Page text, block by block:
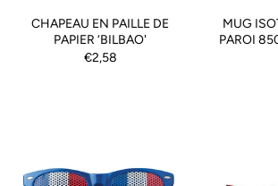
CHAPEAU EN PAILLE DE
PAPIER ‘BILBAO'
€2,58
MUG
PAROI